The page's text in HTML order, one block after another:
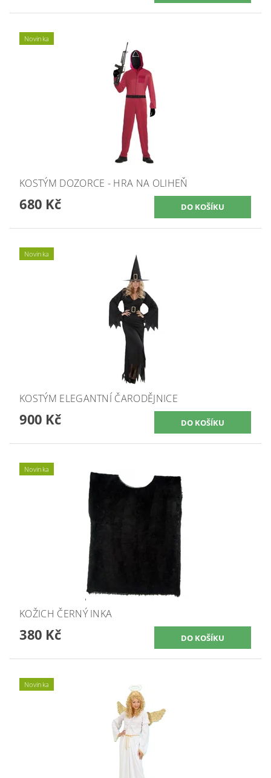
Novinka
KOSTÝM DOZORCE - HRA NA OLIHEŇ
680 Kč
Novinka
KOSTÝM ELEGANTNÍ ČARODĚJNICE
900 Kč
Novinka
KOŽICH ČERNÝ INKA
380 Kč
Novinka